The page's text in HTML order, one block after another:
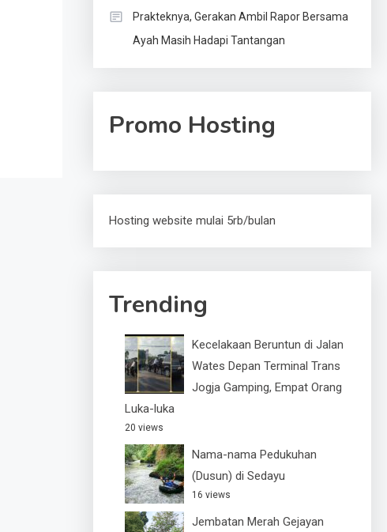
Prakteknya, Gerakan Ambil Rapor Bersama
Ayah Masih Hadapi Tantangan
Promo Hosting
Hosting website mulai 5rb/bulan
Trending
Kecelakaan Beruntun di Jalan
Wates Depan Terminal Trans
Jogja Gamping, Empat Orang
Luka-luka
20 views
Nama-nama Pedukuhan
(Dusun) di Sedayu
16 views
Jembatan Merah Gejayan